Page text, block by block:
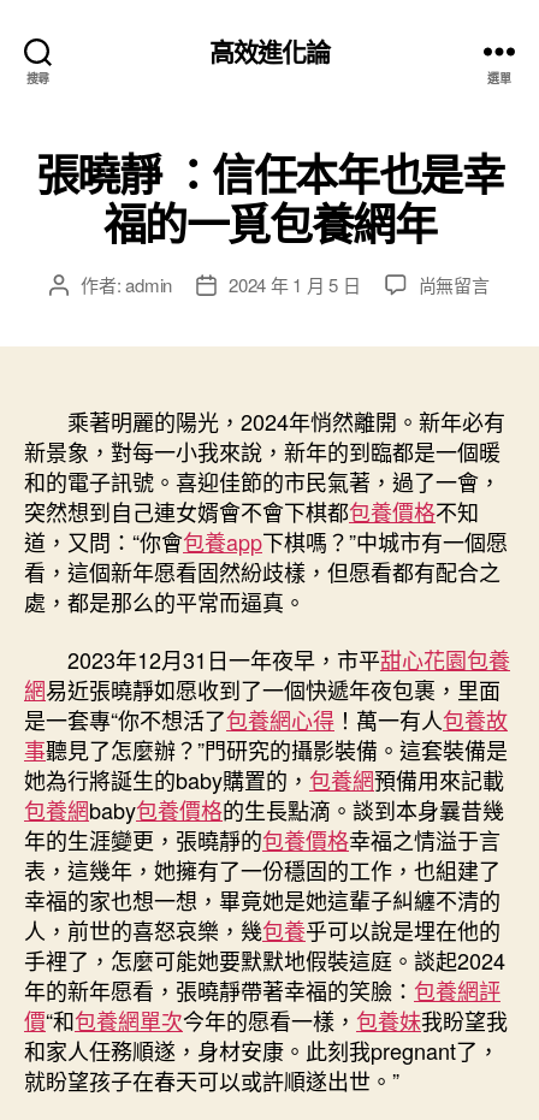
搜尋
高效進化論
選單
張曉靜 ：信任本年也是幸
福的一覓包養網年
文 作者:admin
文
期
2024 年 1 月 5 日
在
信
任
本
年
也
是
幸
一
覓
包
養
網
年〉
中
尚無留言
乘著明麗的陽光，2024年悄然離開。新年必有
新景象，對每一小我來說，新年的到臨都是一個暖
和的電子訊號。喜迎佳節的市民氣著，過了一會，
突然想到自己連女婿會不會下棋都包養價格不知
道，又問：“你會包養app下棋嗎？”中城市有一個愿
看，這個新年愿看固然紛歧樣，但愿看都有配合之
處，都是那么的平常而逼真。
2023年12月31日一年夜早，市平甜心花園包養
網易近張曉靜如愿收到了一個快遞年夜包裹，里面
是一套專“你不想活了包養網心得 ！萬一有人包養故
事聽見了怎麼辦？”門研究的攝影裝備。這套裝備是
她為行將誕生的baby購置的， 包養網預備用來記載
包養網baby包養價格的生長點滴。談到本身曩昔幾
年的生涯變更，張曉靜的包養價格幸福之情溢于言
表，這幾年，她擁有了一份穩固的工作，也組建了
幸福的家也想一想，畢竟她是她這輩子糾纏不清的
人，前世的喜怒哀樂，幾包養乎可以說是埋在他的
手裡了，怎麼可能她要默默地假裝這庭。談起2024
年的新年愿看，張曉靜帶著幸福的笑臉： 包養網評
價“和包養網單次今年的愿看一樣， 包養妹我盼望我
和家人任務順遂，身材安康。此刻我pregnant了，
就盼望孩子在春天可以或許順遂出世。”